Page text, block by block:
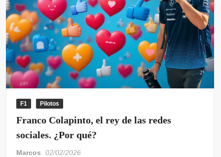
F1 Pilotos
Franco Colapinto, el rey de las redes
sociales. ¿Por qué?
Marcos 02/02/2026